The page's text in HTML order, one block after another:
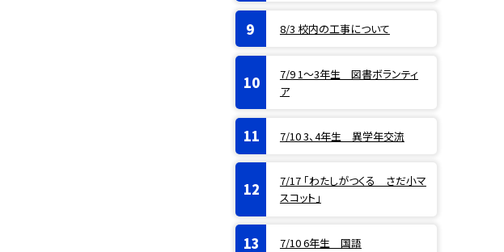
8/3 校内の工事について
7/9 1〜3年生 図書ボランティ
ア
7/10 3、4年生 異学年交流
7/17 「わたしがつくる さだ小マ
スコット」
7/10 6年生 国語